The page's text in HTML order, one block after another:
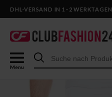
Menu
DHL-VERSAND IN 1–2 WERKTAGEN